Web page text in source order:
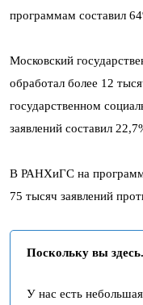
программам составил
Московский
обработал более 12
государственном
заявлений составил
В РАНХиГС на
75 тысяч заявлений
Поскольку вы
У нас есть